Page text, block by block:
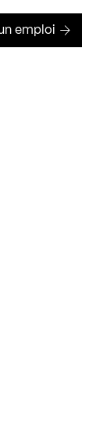
Kollectif
de Kollectif
emploi